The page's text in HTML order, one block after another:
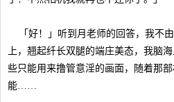
「好！」听到月老师的回答，我不
上，翘起纤长双腿的端庄美态，我脑
些只能用来撸管意淫的画面，随着那
能……